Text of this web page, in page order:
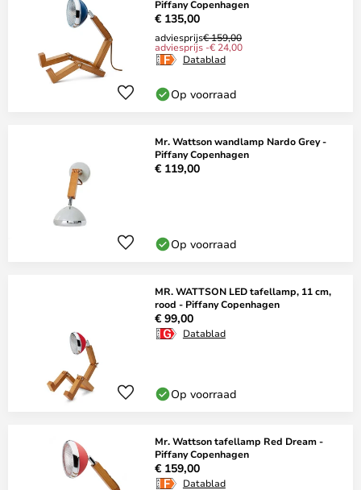
Piffany Copenhagen
€ 135,00
adviesprijs€ 159,00
adviesprijs -€ 24,00
Datablad
Op voorraad
Mr. Wattson wandlamp Nardo Grey -
Piffany Copenhagen
€ 119,00
Op voorraad
MR. WATTSON LED tafellamp, 11 cm,
rood - Piffany Copenhagen
€ 99,00
Datablad
Op voorraad
Mr. Wattson tafellamp Red Dream -
Piffany Copenhagen
€ 159,00
Datablad